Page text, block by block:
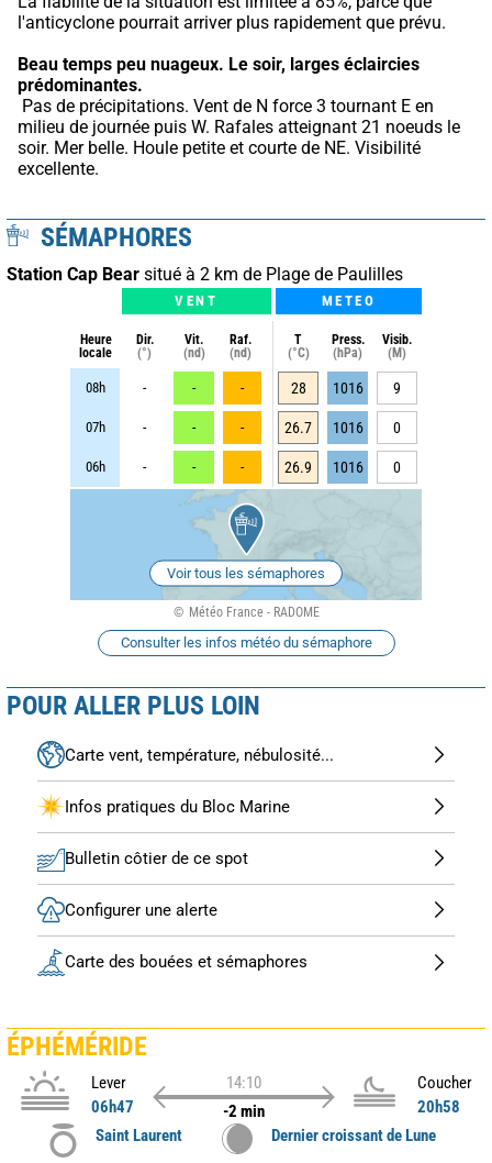
l'anticyclone pourrait arriver plus rapidement que prévu.
Beau temps peu nuageux. Le soir, larges éclaircies
prédominantes.
milieu de journée puis W. Rafales atteignant 21 noeuds le
soir. Mer belle. Houle petite et courte de NE. Visibilité
excellente.
SÉMAPHORES
Station Cap Bear situé à 2 km de Plage de Paulilles
VENT METEO
Heure
locale
Dir.
(°)
Vit.
(nd)
Raf.
(nd)
T
(°C)
Press.
(hPa)
Visib.
(M)
08h - - - 28 1016 9
07h - - - 26.7 1016 0
06h - - - 26.9 1016 0
Voir tous les sémaphores
Météo France - RADOME
Consulter les infos météo du sémaphore
POUR ALLER PLUS LOIN
Carte vent, température, nébulosité...
Infos pratiques du Bloc Marine
Bulletin côtier de ce spot
Configurer une alerte
Carte des bouées et sémaphores
ÉPHÉMÉRIDE
Lever
06h47
14:10
-2 min
Coucher
20h58
Saint Laurent
Dernier croissant de Lune